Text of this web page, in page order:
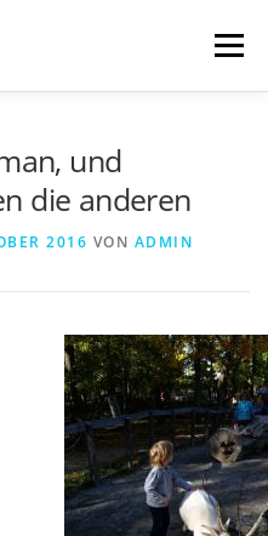
Menü
und
die anderen
2016 VON ADMIN